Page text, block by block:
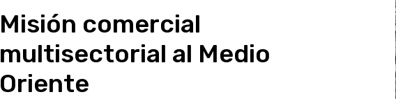
Misión comercial
multisectorial al Medio
Oriente